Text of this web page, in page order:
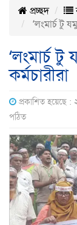
প্রচ্ছদ
‘লংমার্চ টু
‘লংমার্চ টু
কর্মচারীরা
প্রকাশিত হয়েছে
পঠিত